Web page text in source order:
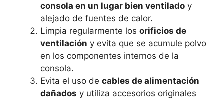
consola en un lugar bien ventilado ‍ y
alejado de fuentes⁣ de calor.
Limpia regularmente los orificios de
ventilación y evita que⁤ se ⁢acumule polvo
en los componentes ‍internos de la
consola.
Evita el uso de cables de⁤ alimentación
⁤dañados ‌y utiliza accesorios originales